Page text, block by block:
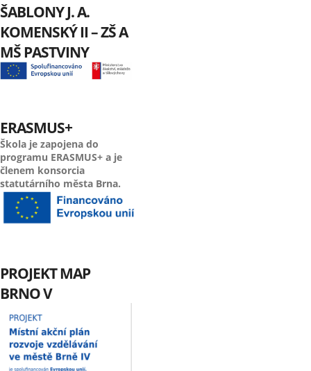
ŠABLONY J. A.
KOMENSKÝ II – ZŠ A
MŠ PASTVINY
ERASMUS+
Škola je zapojena do
programu ERASMUS+ a je
členem konsorcia
statutárního města Brna.
PROJEKT MAP
BRNO V